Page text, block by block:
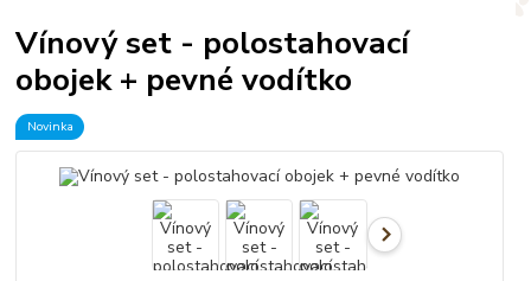
Vínový set - polostahovací
obojek + pevné vodítko
Novinka